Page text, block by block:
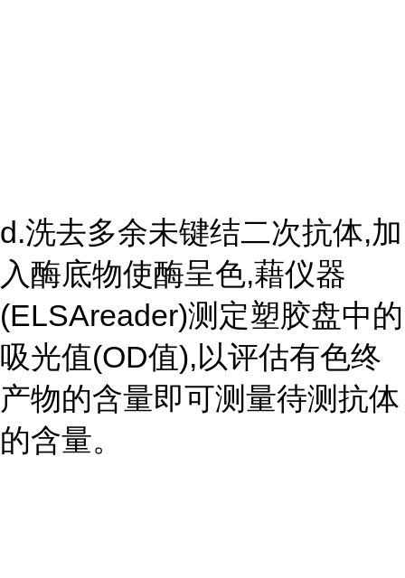
d.洗去多余未键结二次抗体,加
入酶底物使酶呈色,藉仪器
(ELSAreader)测定塑胶盘中的
吸光值(OD值),以评估有色终
产物的含量即可测量待测抗体
的含量。